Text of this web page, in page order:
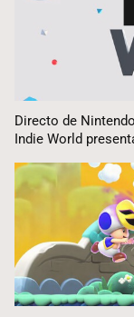
Directo de
Indie World